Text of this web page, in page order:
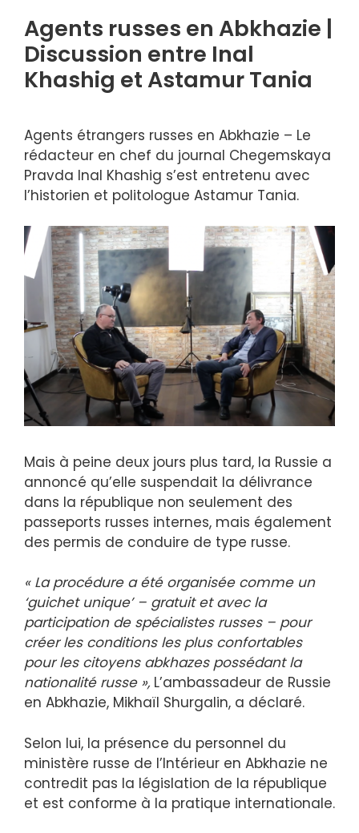
Agents russes en Abkhazie |
Discussion entre Inal
Khashig et Astamur Tania
Agents étrangers russes en Abkhazie – Le
rédacteur en chef du journal Chegemskaya
Pravda Inal Khashig s’est entretenu avec
l’historien et politologue Astamur Tania.
Mais à peine deux jours plus tard, la Russie a
annoncé qu’elle suspendait la délivrance
dans la république non seulement des
passeports russes internes, mais également
des permis de conduire de type russe.
« La procédure a été organisée comme un
‘guichet unique’ – gratuit et avec la
participation de spécialistes russes – pour
créer les conditions les plus confortables
pour les citoyens abkhazes possédant la
nationalité russe », L’ambassadeur de Russie
en Abkhazie, Mikhaïl Shurgalin, a déclaré.
Selon lui, la présence du personnel du
ministère russe de l’Intérieur en Abkhazie ne
contredit pas la législation de la république
et est conforme à la pratique internationale.